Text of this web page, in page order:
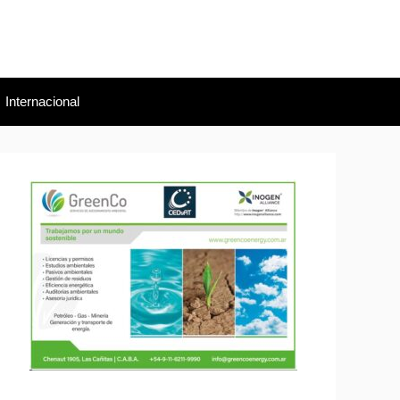
Internacional